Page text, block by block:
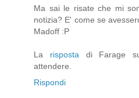
Ma sai le risate che mi
notizia? E' come se
Madoff :P
La risposta di Farage
attendere.
Rispondi